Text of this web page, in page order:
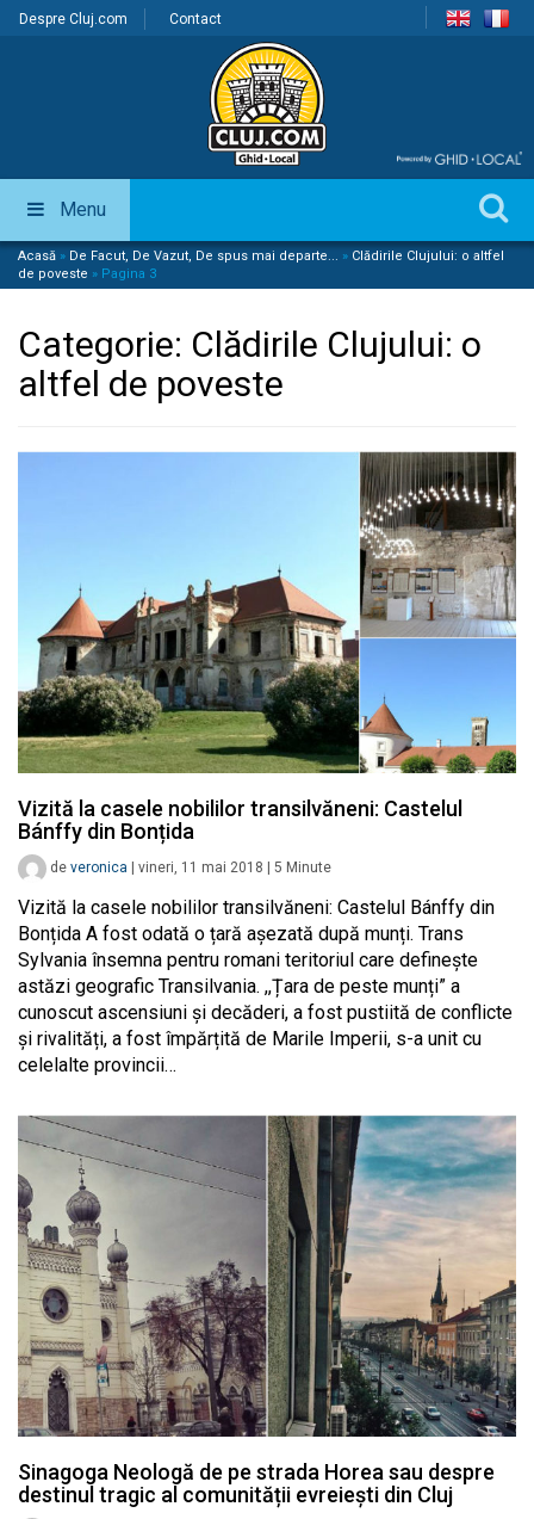
Despre Cluj.com Contact
Menu
Acasă » De Facut, De Vazut, De spus mai departe... » Clădirile Clujului: o altfel
de poveste » Pagina 3
Categorie: Clădirile Clujului: o
altfel de poveste
Vizită la casele nobililor transilvăneni: Castelul
Bánffy din Bonțida
de veronica vineri, 11 mai 2018 5 Minute
Vizită la casele nobililor transilvăneni: Castelul Bánffy din
Bonțida A fost odată o țară așezată după munți. Trans
Sylvania însemna pentru romani teritoriul care definește
astăzi geografic Transilvania. ,,Țara de peste munți” a
cunoscut ascensiuni și decăderi, a fost pustiită de conflicte
și rivalități, a fost împărțită de Marile Imperii, s-a unit cu
celelalte provincii…
Sinagoga Neologă de pe strada Horea sau despre
destinul tragic al comunității evreiești din Cluj